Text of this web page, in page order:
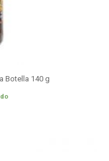
Botella 140 g